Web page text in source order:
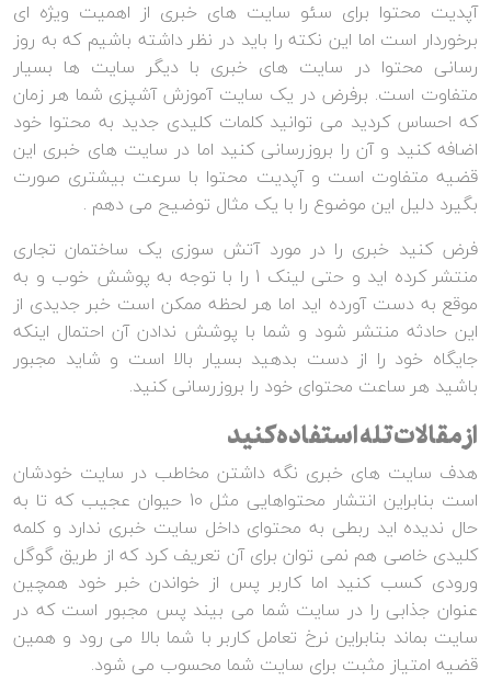
آپدیت محتوا برای سئو سایت های خبری از اهمیت ویژه ای
برخوردار است اما این نکته را باید در نظر داشته باشیم که به روز
رسانی محتوا در سایت های خبری با دیگر سایت ها بسیار
متفاوت است. برفرض در یک سایت آموزش آشپزی شما هر زمان
که احساس کردید می توانید کلمات کلیدی جدید به محتوا خود
اضافه کنید و آن را بروزرسانی کنید اما در سایت های خبری این
قضیه متفاوت است و آپدیت محتوا با سرعت بیشتری صورت
بگیرد دلیل این موضوع را با یک مثال توضیح می دهم .
فرض کنید خبری را در مورد آتش سوزی یک ساختمان تجاری
منتشر کرده اید و حتی لینک 1 را با توجه به پوشش خوب و به
موقع به دست آورده اید اما هر لحظه ممکن است خبر جدیدی از
این حادثه منتشر شود و شما با پوشش ندادن آن احتمال اینکه
جایگاه خود را از دست بدهید بسیار بالا است و شاید مجبور
باشید هر ساعت محتوای خود را بروزرسانی کنید.
از مقالات تله استفاده کنید
هدف سایت های خبری نگه داشتن مخاطب در سایت خودشان
است بنابراین انتشار محتواهایی مثل 10 حیوان عجیب که تا به
حال ندیده اید ربطی به محتوای داخل سایت خبری ندارد و کلمه
کلیدی خاصی هم نمی توان برای آن تعریف کرد که از طریق گوگل
ورودی کسب کنید اما کاربر پس از خواندن خبر خود همچین
عنوان جذابی را در سایت شما می بیند پس مجبور است که در
سایت بماند بنابراین نرخ تعامل کاربر با شما بالا می رود و همین
قضیه امتیاز مثبت برای سایت شما محسوب می شود.